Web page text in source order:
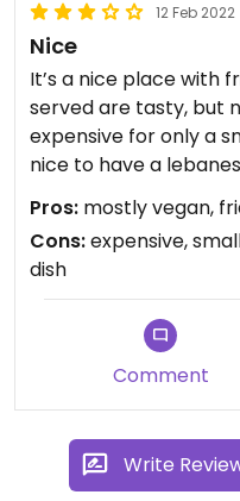
12 Feb 2022
Nice
It’s a nice place with
served are tasty, but
expensive for only a
nice to have a
Pros: mostly vegan,
Cons:expensive,
dish
Comment
Write